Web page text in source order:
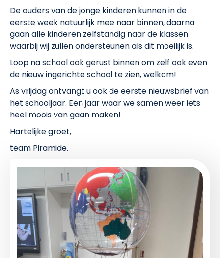
De ouders van de jonge kinderen kunnen in de
eerste week natuurlijk mee naar binnen, daarna
gaan alle kinderen zelfstandig naar de klassen
waarbij wij zullen ondersteunen als dit moeilijk is.
Loop na school ook gerust binnen om zelf ook even
de nieuw ingerichte school te zien, welkom!
As vrijdag ontvangt u ook de eerste nieuwsbrief van
het schooljaar. Een jaar waar we samen weer iets
heel moois van gaan maken!
Hartelijke groet,
team Piramide.